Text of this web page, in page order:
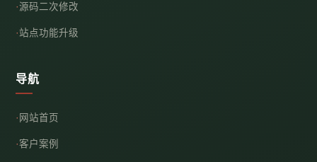
源码二次修改
站点功能升级
导航
网站首页
客户案例